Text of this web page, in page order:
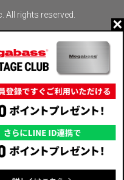
All rights reserved.